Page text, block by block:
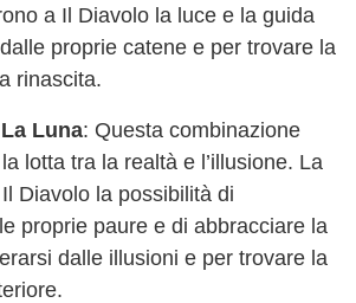
a Il Diavolo la luce e la guida
proprie catene e per trovare la
rinascita.
Luna: Questa combinazione
lotta tra la realtà e l’illusione. La
Diavolo la possibilità di
proprie paure e di abbracciare la
dalle illusioni e per trovare la